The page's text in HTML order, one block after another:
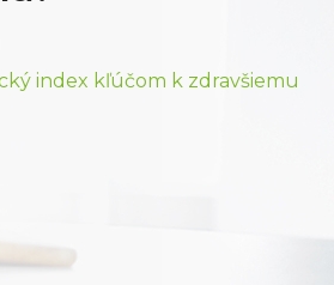
index kľúčom k zdravšiemu